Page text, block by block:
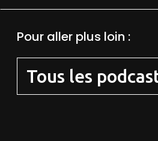
Pour aller plus loin :
Tous les